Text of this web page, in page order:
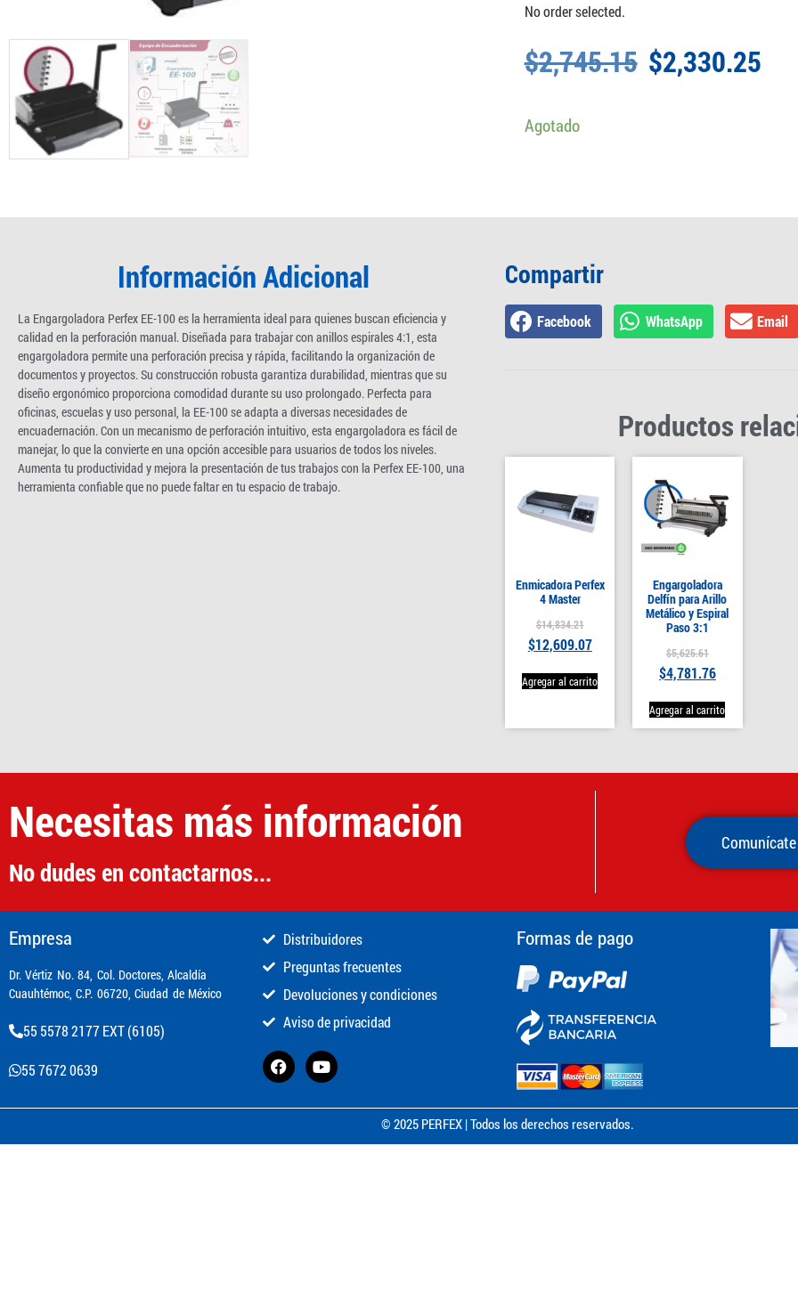
No order selected.
$2,745.15 $2,330.25
Agotado
Información Adicional
La Engargoladora Perfex EE-100 es la herramienta ideal para quienes buscan eficiencia y
calidad en la perforación manual. Diseñada para trabajar con anillos espirales 4:1, esta
engargoladora permite una perforación precisa y rápida, facilitando la organización de
documentos y proyectos. Su construcción robusta garantiza durabilidad, mientras que su
diseño ergonómico proporciona comodidad durante su uso prolongado. Perfecta para
oficinas, escuelas y uso personal, la EE-100 se adapta a diversas necesidades de
encuadernación. Con un mecanismo de perforación intuitivo, esta engargoladora es fácil de
manejar, lo que la convierte en una opción accesible para usuarios de todos los niveles.
Aumenta tu productividad y mejora la presentación de tus trabajos con la Perfex EE-100, una
herramienta confiable que no puede faltar en tu espacio de trabajo.
Compartir
Facebook WhatsApp Email
Productos
Enmicadora Perfex
4 Master
$14,834.21
$12,609.07
Agregar al carrito
Engargoladora
Delfín para Arillo
Metálico y Espiral
Paso 3:1
$5,625.61
$4,781.76
Agregar al carrito
Necesitas más información
No dudes en contactarnos...
Empresa
​Dr. Vértiz No. 84, Col. Doctores, Alcaldía
Cuauhtémoc, C.P. 06720, Ciudad de México
55 5578 2177 EXT (6105)
55 7672 0639
Distribuidores
Preguntas frecuentes
Devoluciones y condiciones
Aviso de privacidad
Formas de pago
© 2025 PERFEX | Todos los derechos reservados.